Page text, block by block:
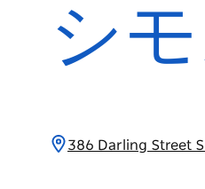
シ
386 Darling Street